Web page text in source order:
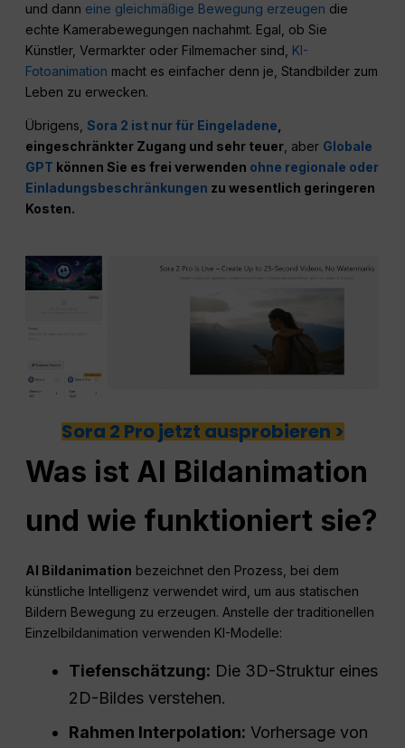
und dann eine gleichmäßige Bewegung erzeugen die
echte Kamerabewegungen nachahmt. Egal, ob Sie
Künstler, Vermarkter oder Filmemacher sind, KI-
Fotoanimation macht es einfacher denn je, Standbilder zum
Leben zu erwecken.
Übrigens,Sora 2 ist nur für Eingeladene,
eingeschränkter Zugang und sehr teuer, aber Globale
GPT können Sie es frei verwenden ohne regionale oder
Einladungsbeschränkungen zu wesentlich geringeren
Kosten.
Sora 2 Pro jetzt ausprobieren >
Was ist AI Bildanimation
und wie funktioniert sie?
AI Bildanimation bezeichnet den Prozess, bei dem
künstliche Intelligenz verwendet wird, um aus statischen
Bildern Bewegung zu erzeugen. Anstelle der traditionellen
Einzelbildanimation verwenden KI-Modelle:
Tiefenschätzung: Die 3D-Struktur eines
2D-Bildes verstehen.
Rahmen Interpolation: Vorhersage von